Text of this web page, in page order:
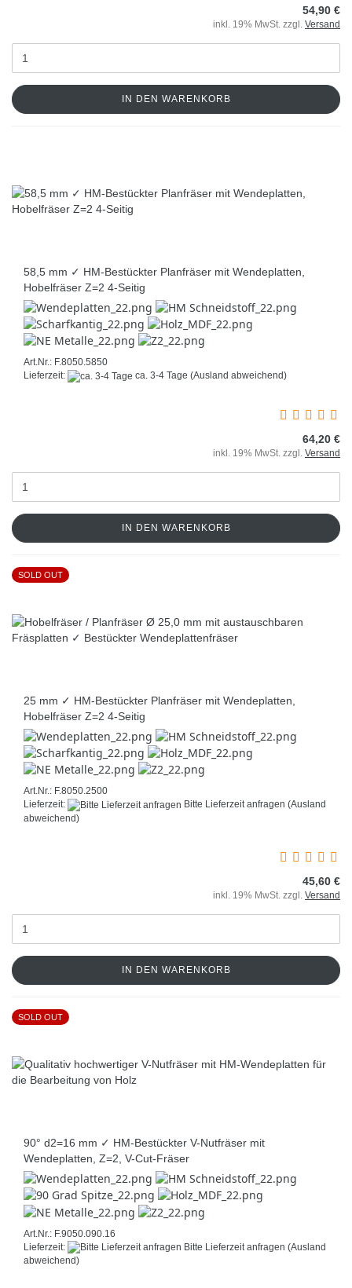
54,90 €
inkl. 19% MwSt. zzgl. Versand
IN DEN WARENKORB
58,5 mm ✓ HM-Bestückter Planfräser mit Wendeplatten,
Hobelfräser Z=2 4-Seitig
Art.Nr.: F.8050.5850
Lieferzeit:
ca. 3-4 Tage (Ausland abweichend)
64,20 €
inkl. 19% MwSt. zzgl. Versand
IN DEN WARENKORB
SOLD OUT
25 mm ✓ HM-Bestückter Planfräser mit Wendeplatten,
Hobelfräser Z=2 4-Seitig
Art.Nr.: F.8050.2500
Lieferzeit:
Bitte Lieferzeit anfragen (Ausland
abweichend)
45,60 €
inkl. 19% MwSt. zzgl. Versand
IN DEN WARENKORB
SOLD OUT
90° d2=16 mm ✓ HM-Bestückter V-Nutfräser mit
Wendeplatten, Z=2, V-Cut-Fräser
Art.Nr.: F.9050.090.16
Lieferzeit:
Bitte Lieferzeit anfragen (Ausland
abweichend)